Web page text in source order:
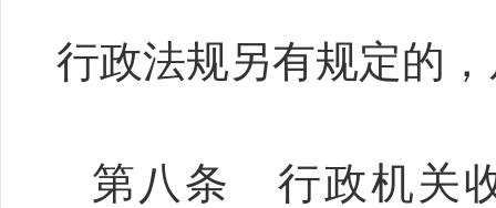
行政法规另有规定的
第八条 行政机关